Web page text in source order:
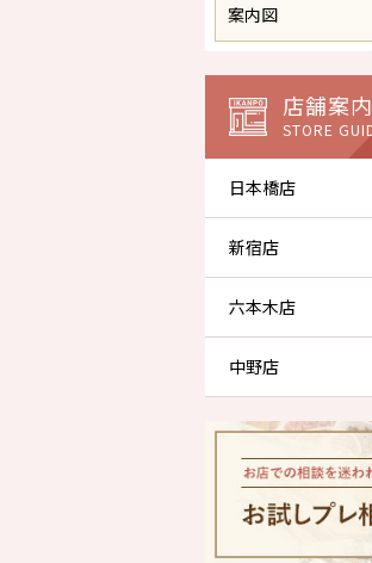
案内図
店舗案内
STORE
日本橋店
新宿店
六本木店
中野店